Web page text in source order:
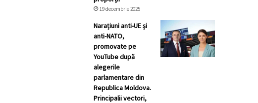
19 decembrie 2025
Narațiuni anti-UE și
anti-NATO,
promovate pe
YouTube după
alegerile
parlamentare din
Republica Moldova.
Principalii vectori,